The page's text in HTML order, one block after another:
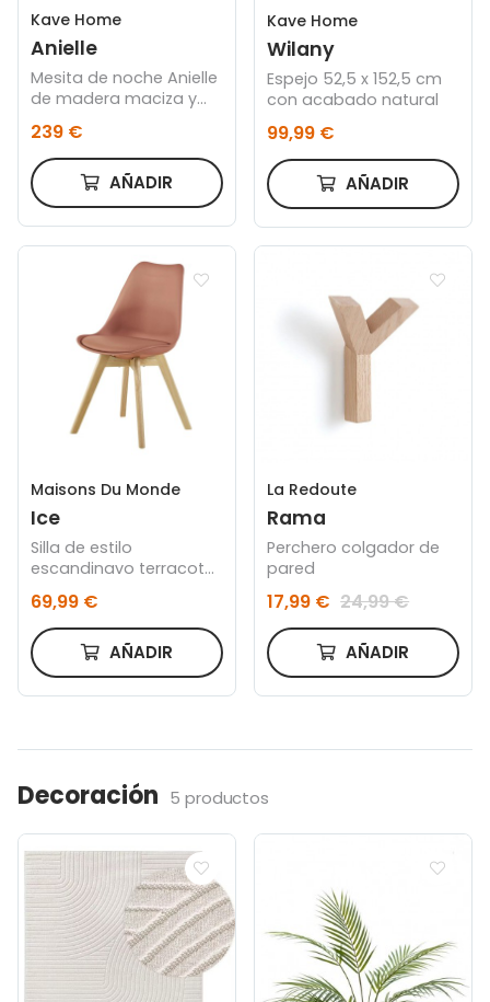
Kave Home
Anielle
Mesita de noche Anielle
de madera maciza y
chapa de fresno 50 x
58,4 cm
239 €
AÑADIR
Kave Home
Wilany
Espejo 52,5 x 152,5 cm
con acabado natural
99,99 €
AÑADIR
Maisons Du Monde
Ice
Silla de estilo
escandinavo terracota
y haya
69,99 €
AÑADIR
La Redoute
Rama
Perchero colgador de
pared
17,99 € 24,99 €
AÑADIR
Decoración 5 productos